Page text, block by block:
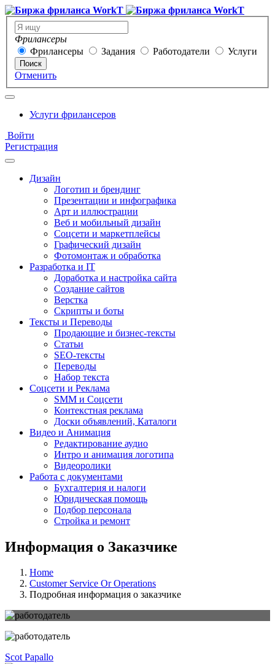
Фрилансеры
Фрилансеры
Задания Работодатели Услуги
Поиск
Отменить
Услуги фрилансеров
Войти
Регистрация
Дизайн
Логотип и брендинг
Презентации и инфографика
Арт и иллюстрации
Веб и мобильный дизайн
Соцсети и маркетплейсы
Графический дизайн
Фотомонтаж и обработка
Разработка и IT
Доработка и настройка сайта
Создание сайтов
Верстка
Скрипты и боты
Тексты и Переводы
Продающие и бизнес-тексты
Статьи
SEO-тексты
Переводы
Набор текста
Соцсети и Реклама
SMM и Соцсети
Контекстная реклама
Доски объявлений, Каталоги
Видео и Анимация
Редактирование аудио
Интро и анимация логотипа
Видеоролики
Работа с документами
Бухгалтерия и налоги
Юридическая помощь
Подбор персонала
Стройка и ремонт
Информация о Заказчике
Home
Customer Service Or Operations
Подробная информация о заказчике
Scot Papallo